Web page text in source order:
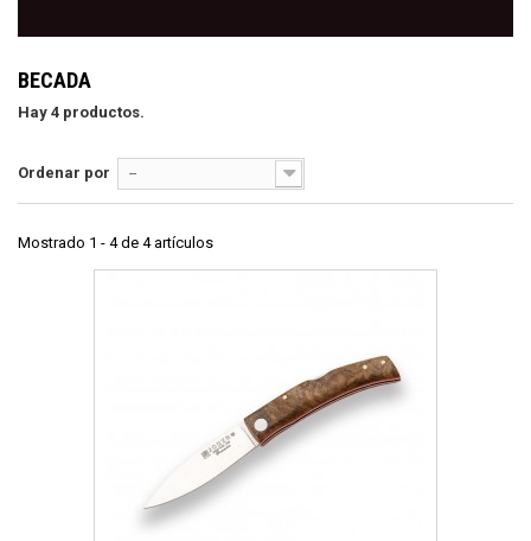
BECADA
Hay 4 productos.
Ordenar por --
Mostrado 1 - 4 de 4 artículos